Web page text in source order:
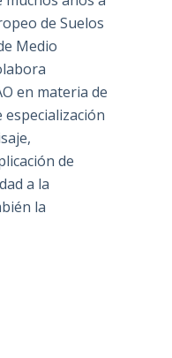
de Suelos
Medio
en materia de
especialización
de
a la
la